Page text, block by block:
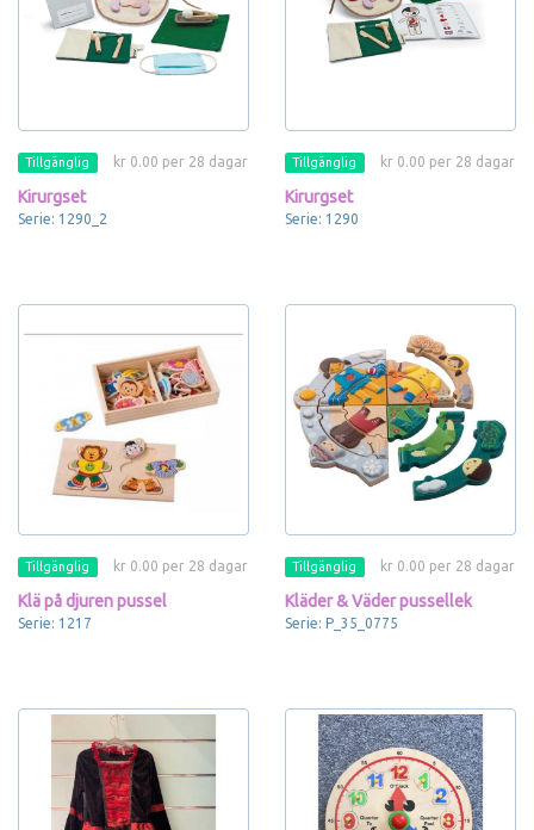
Tillgänglig kr 0.00 per 28 dagar
Kirurgset
Serie: 1290_2
Tillgänglig kr 0.00 per 28 dagar
Kirurgset
Serie: 1290
Tillgänglig kr 0.00 per 28 dagar
Klä på djuren pussel
Serie: 1217
Tillgänglig kr 0.00 per 28 dagar
Kläder & Väder pussellek
Serie: P_35_0775